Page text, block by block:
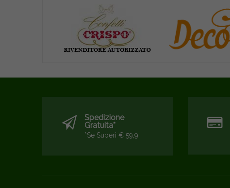
Spedizione
Gratuita*
*se Superi € 59,9